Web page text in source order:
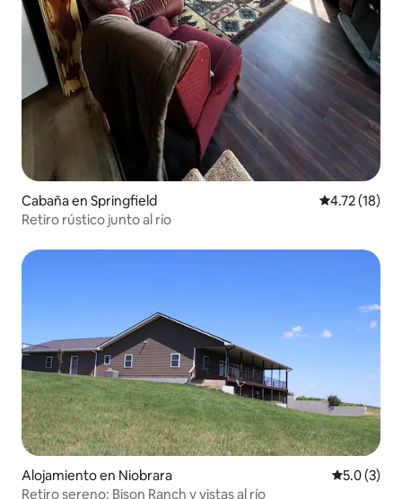
Cabaña en Springfield Calificación
4.72 (18)
Retiro rústico junto al río
Alojamiento en Niobrara
5.0 (3)
Retiro sereno: Bison Ranch y vistas al río